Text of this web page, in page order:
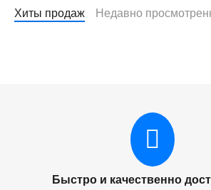
Хиты продаж Недавно
Быстро и качественно